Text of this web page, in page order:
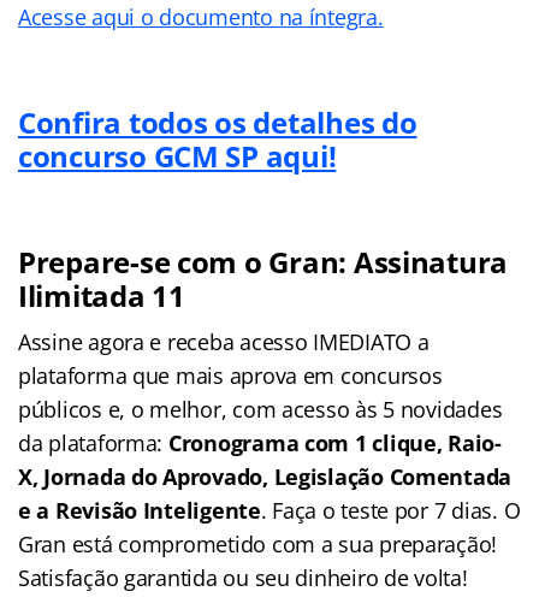
Acesse aqui o documento na íntegra.
Confira todos os detalhes do
concurso GCM SP aqui!
Prepare-se com o Gran: Assinatura
Ilimitada 11
Assine agora e receba acesso IMEDIATO a
plataforma que mais aprova em concursos
públicos e, o melhor, com acesso às 5 novidades
da plataforma: Cronograma com 1 clique, Raio-
X, Jornada do Aprovado, Legislação Comentada
e a Revisão Inteligente. Faça o teste por 7 dias. O
Gran está comprometido com a sua preparação!
Satisfação garantida ou seu dinheiro de volta!